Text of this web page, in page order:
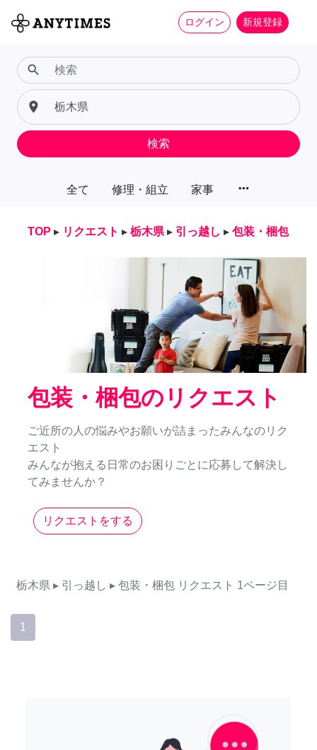
ログイン 新規登録
全て 修理・組立 家事 more_horiz
search
place
検索
TOP ▸ リクエスト ▸ 栃木県 ▸ 引っ越し ▸ 包装・梱包
包装・梱包のリクエスト
ご近所の人の悩みやお願いが詰まったみんなのリク
エスト
みんなが抱える日常のお困りごとに応募して解決し
てみませんか？
リクエストをする
栃木県 ▸ 引っ越し ▸ 包装・梱包 リクエスト 1ページ目
1